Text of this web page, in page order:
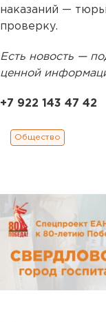
наказаний —
проверку.
Есть новость —
ценной
+7 922 143 47 42
Общество